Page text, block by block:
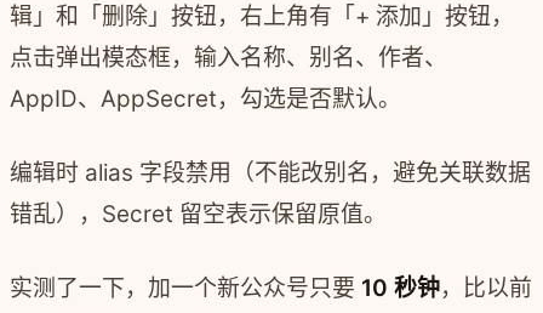
辑」和「删除」按钮，右上角有「+ 添加」按钮，
点击弹出模态框，输入名称、别名、作者、
AppID、AppSecret，勾选是否默认。
编辑时 alias 字段禁用（不能改别名，避免关联数据
错乱），Secret 留空表示保留原值。
实测了一下，加一个新公众号只要 10 秒钟，比以前